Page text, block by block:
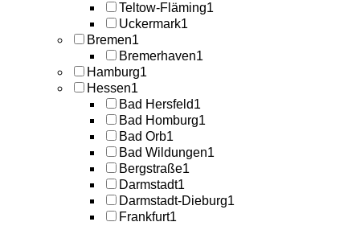
Teltow-Fläming1
Uckermark1
Bremen1
Bremerhaven1
Hamburg1
Hessen1
Bad Hersfeld1
Bad Homburg1
Bad Orb1
Bad Wildungen1
Bergstraße1
Darmstadt1
Darmstadt-Dieburg1
Frankfurt1